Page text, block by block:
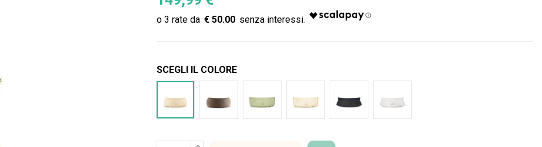
€ 50.00
SCEGLI IL COLORE